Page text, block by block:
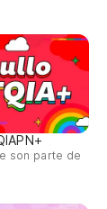
son parte de